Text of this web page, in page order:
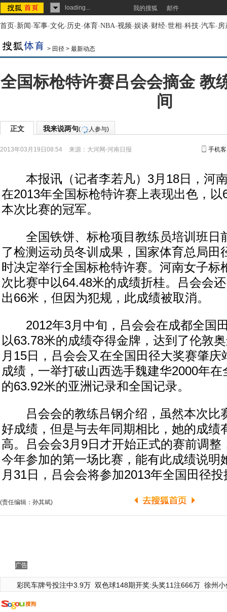
loading... 我的搜狐 邮件
首页-新闻-军事-文化-历史-体育-NBA-视频-娱谈-财经-世相-科技-汽车-房
> 田径 > 最新动态
全国标枪特许赛吕会会摘金 教
间
正文 我来说两句( 人参与)
2013年03月19日08:54 来源： 大河网-河南日报 手机
本报讯（记者李若凡）3月18日，河
在2013年全国标枪特许赛上表现出色，
本次比赛的冠军。
全国铁饼、标枪项目教练员培训班日
了检测运动员冬训成果，国家体育总局田
时决定举行全国标枪特许赛。河南女子标
次比赛中以64.48米的成绩折桂。吕会会
出66米，但因为犯规，此成绩被取消。
2012年3月中旬，吕会会在成都全国
以63.78米的成绩夺得金牌，达到了伦敦
月15日，吕会会又在全国田径大奖赛肇庆
成绩，一举打破山西选手魏建华2000年
的63.92米的亚洲记录和全国记录。
吕会会的教练吕钢介绍，虽然本次比
好成绩，但是与去年同期相比，她的成绩
高。吕会会3月9日才开始正式的赛前调整
今年参加的第一场比赛，能有此成绩说明
月31日，吕会会将参加2013年全国田径
(责任编辑：孙其斌)
广告
彩民车牌号投注中3.9万 双色球148期开奖:头奖11注666万 徐州